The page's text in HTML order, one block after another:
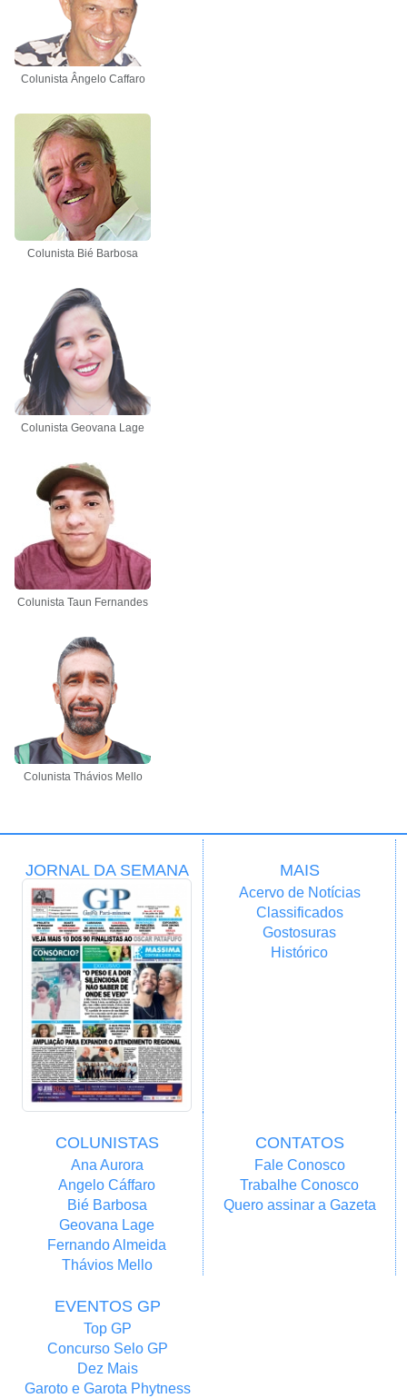
Colunista Ângelo Caffaro
Colunista Bié Barbosa
Colunista Geovana Lage
Colunista Taun Fernandes
Colunista Thávios Mello
JORNAL DA SEMANA MAIS
Acervo de Notícias
Classificados
Gostosuras
Histórico
COLUNISTAS
Ana Aurora
Angelo Cáffaro
Bié Barbosa
Geovana Lage
Fernando Almeida
Thávios Mello
CONTATOS
Fale Conosco
Trabalhe Conosco
Quero assinar a Gazeta
EVENTOS GP
Top GP
Concurso Selo GP
Dez Mais
Garoto e Garota Phytness